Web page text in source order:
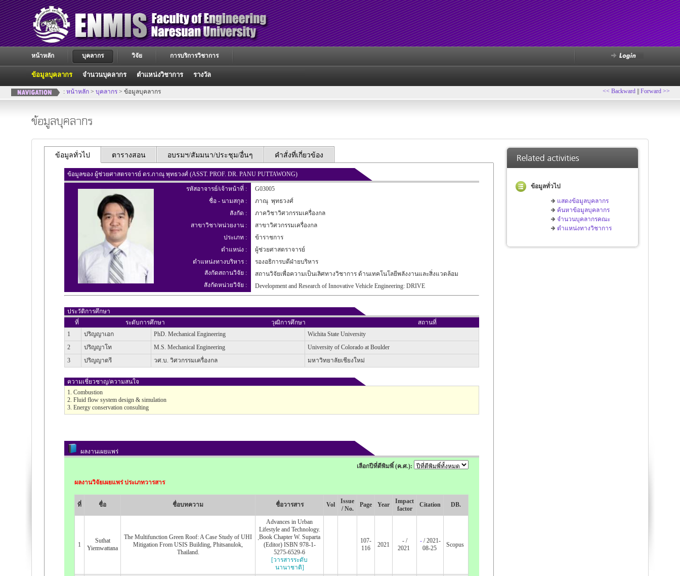
หน้าหลัก บุคลากร
ข้อมูลบุคลากร จำนวนบุคลากร ตำแหน่งวิชาการ รางวัล
วิจัย การบริการวิชาการ
: หน้าหลัก > บุคลากร > ข้อมูลบุคลากร << Backward Forward >>
ข้อมูลบุคลากร
ข้อมูลทั่วไป ตารางสอน อบรมฯ/สัมมนา/ประชุม/อื่นๆ คำสั่งที่เกี่ยวข้อง
ข้อมูลของ ผู้ช่วยศาสตรจารย์ ดร.ภาณุ พุทธวงศ์ (ASST. PROF. DR. PANU PUTTAWONG)
รหัสอาจารย์/เจ้าหน้าที่ :
G03005
ชื่อ - นามสกุล :
ภาณุ พุทธวงศ์
สังกัด :
ภาควิชาวิศวกรรมเครื่องกล
สาขาวิชา/หน่วยงาน :
สาขาวิศวกรรมเครื่องกล
ประเภท :
ข้าราชการ
ตำแหน่ง :
ผู้ช่วยศาสตราจารย์
ตำแหน่งทางบริหาร :
รองอธิการบดีฝ่ายบริหาร
สังกัดสถานวิจัย :
สถานวิจัยเพื่อความเป็นเลิศทางวิชาการ ด้านเทคโนโลยีพลังงานและสิ่งแวดล้อม
สังกัดหน่วยวิจัย :
Development and Research of Innovative Vehicle Engineering: DRIVE
ประวัติการศึกษา
ที่
ระดับการศึกษา วุฒิการศึกษา
สถานที่
1
ปริญญาเอก PhD. Mechanical Engineering
Wichita State University
2
ปริญญาโท M.S. Mechanical Engineering
University of Colorado at Boulder
3
ปริญญาตรี วศ.บ. วิศวกรรมเครื่องกล มหาวิทยาลัยเชียงใหม่
ความเชี่ยวชาญ/ความสนใจ
1. Combustion
2. Fluid flow system design & simulation
3. Energy conservation consulting
ผลงานเผยแพร่
เลือกปีที่ตีพิมพิ์ (ค.ศ.):
ผลงานวิจัยเผยแพร่ ประเภทวารสาร
ที่ ชื่อ ชื่อบทความ ชื่อวารสาร Vol
Issue
/ No.
Page Year
Impact
factor
Citation DB.
1
Suthat
Yiemwattana
The Multifunction Green Roof: A Case Study of UHI
Mitigation From USIS Building, Phitsanulok,
Thailand.
Advances in Urban
Lifestyle and Technology.
ฺBook Chapter W. Suparta
(Editor) ISBN 978-1-
5275-6529-6
[วารสารระดับ
นานาชาติ]
107-
116
2021
- /
2021
-/ 2021-
08-25
Scopus
ข้อมูลทั่วไป
แสดงข้อมูลบุคลากร
ค้นหาข้อมูลบุคลากร
จำนวนบุคลากรคณะ
ตำแหน่งทางวิชาการ